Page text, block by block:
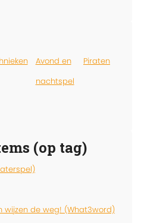
Avond en
nachtspel
Piraten
(op tag)
wijzen de weg! (What3word)